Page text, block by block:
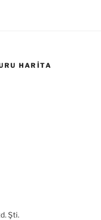
HARITA
Şti.